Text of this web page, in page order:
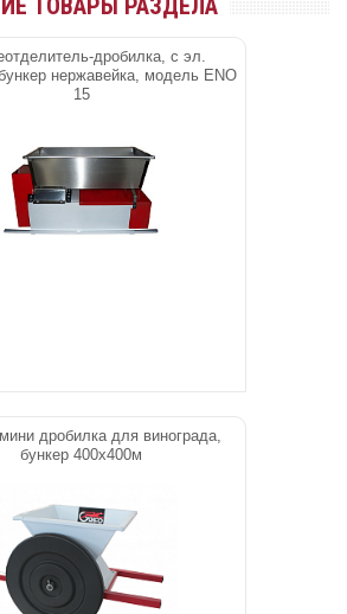
ТОВАРЫ РАЗДЕЛА
дробилка, с эл.
нержавейка, модель ENO
15
дробилка для винограда,
бункер 400х400м